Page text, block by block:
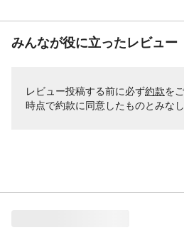
みんなが役に立ったレビュー
レビュー投稿する前に必ず約款を
時点で約款に同意したものとみなし